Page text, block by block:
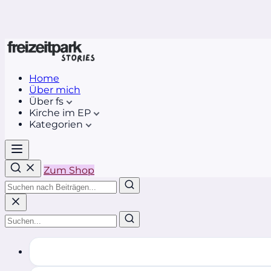
Home
Über mich
Über fs
Kirche im EP
Kategorien
Zum Shop